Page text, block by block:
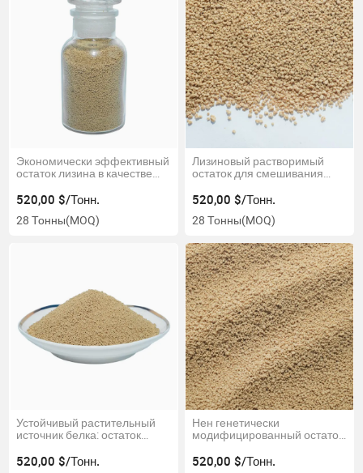
Экономически эффективный
остаток лизина в качестве
520,00 $/Тонн.
28 Тонны(MOQ)
Лизиновый растворимый
остаток для смешивания
520,00 $/Тонн.
28 Тонны(MOQ)
Устойчивый растительный
источник белка: остаток
520,00 $/Тонн.
Нен генетически
модифицированный остаток
кормления
520,00 $/Тонн.